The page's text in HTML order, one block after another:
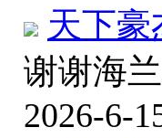
天下豪
谢谢海
2026-6-